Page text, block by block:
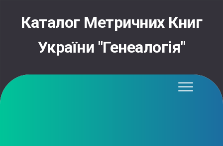
contentКаталог Метричних Книг
України "Генеалогія"